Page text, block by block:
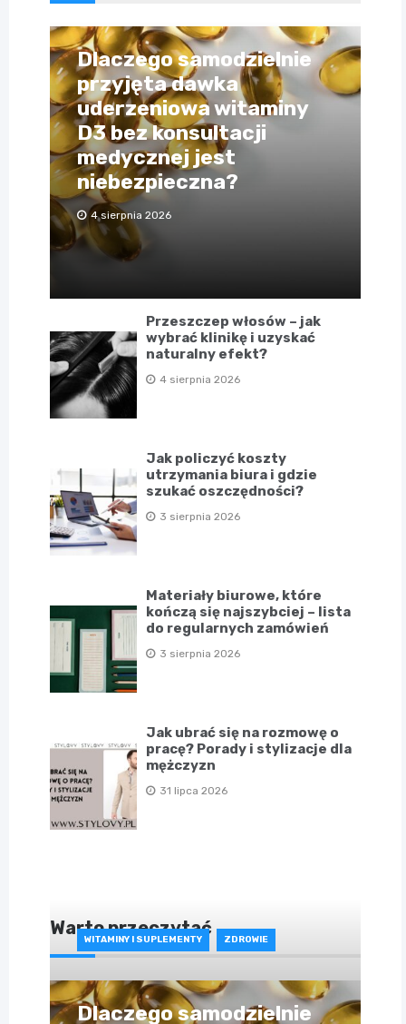
Dlaczego samodzielnie
przyjęta dawka
uderzeniowa witaminy
D3 bez konsultacji
medycznej jest
niebezpieczna?
4 sierpnia 2026
Przeszczep włosów – jak
wybrać klinikę i uzyskać
naturalny efekt?
4 sierpnia 2026
Jak policzyć koszty
utrzymania biura i gdzie
szukać oszczędności?
3 sierpnia 2026
Materiały biurowe, które
kończą się najszybciej – lista
do regularnych zamówień
3 sierpnia 2026
Jak ubrać się na rozmowę o
pracę? Porady i stylizacje dla
mężczyzn
31 lipca 2026
Warto przeczytać
WITAMINY I SUPLEMENTY ZDROWIE
Dlaczego samodzielnie